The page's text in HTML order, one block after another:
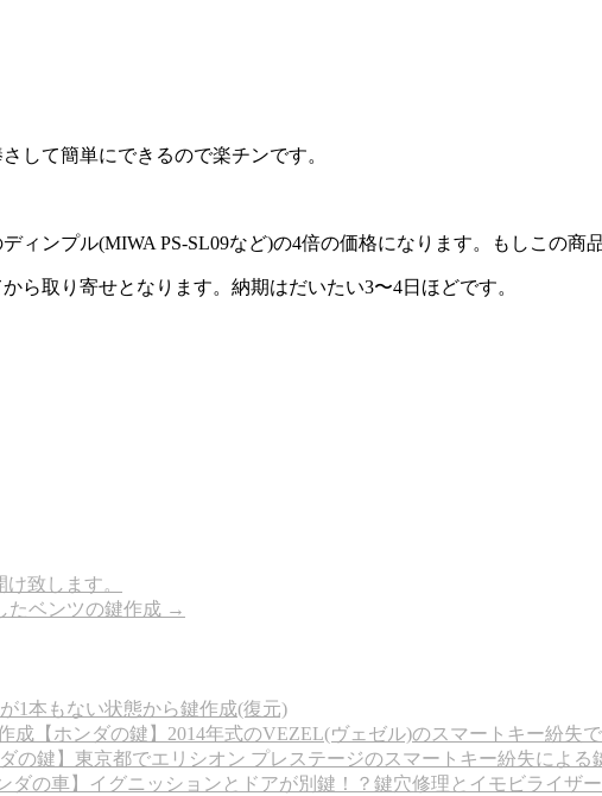
して簡単にできるので楽チンです。
ンプル(MIWA PS-SL09など)の4倍の価格になります。もしこの商
ら取り寄せとなります。納期はだいたい3〜4日ほどです。
致します。
たベンツの鍵作成 →
1本もない状態から鍵作成(復元)
【ホンダの鍵】2014年式のVEZEL(ヴェゼル)のスマートキー紛失
ダの鍵】東京都でエリシオン プレステージのスマートキー紛失による
ダの車】イグニッションとドアが別鍵！？鍵穴修理とイモビライザ